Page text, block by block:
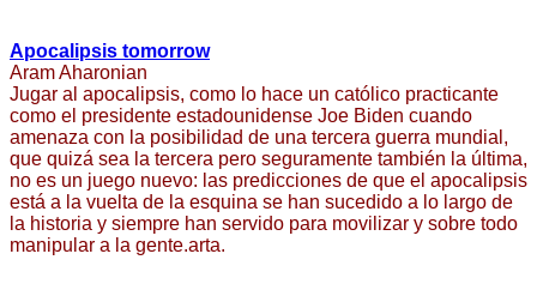
Apocalipsis tomorrow
Aram Aharonian
Jugar al apocalipsis, como lo hace un católico practicante
como el presidente estadounidense Joe Biden cuando
amenaza con la posibilidad de una tercera guerra mundial,
que quizá sea la tercera pero seguramente también la última,
no es un juego nuevo: las predicciones de que el apocalipsis
está a la vuelta de la esquina se han sucedido a lo largo de
la historia y siempre han servido para movilizar y sobre todo
manipular a la gente.arta.